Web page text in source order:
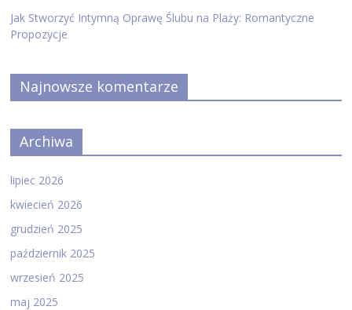
Jak Stworzyć Intymną Oprawę Ślubu na Plaży: Romantyczne
Propozycje
Najnowsze komentarze
Archiwa
lipiec 2026
kwiecień 2026
grudzień 2025
październik 2025
wrzesień 2025
maj 2025